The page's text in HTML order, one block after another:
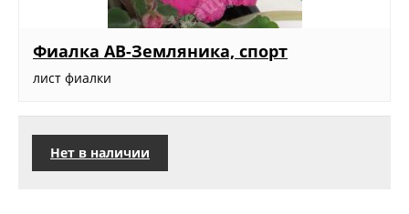
Фиалка АВ-Земляника, спорт
лист фиалки
Нет в наличии